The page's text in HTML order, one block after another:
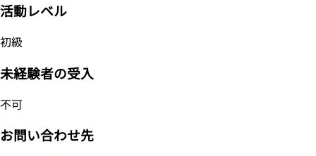
活動レベル
初級
未経験者の受入
不可
お問い合わせ先